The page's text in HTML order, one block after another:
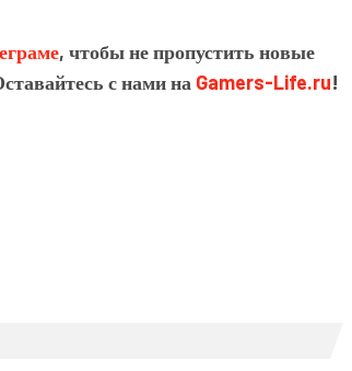
, чтобы не пропустить новые
с нами на Gamers-Life.ru!